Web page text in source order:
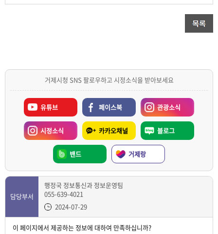
거제시청 SNS 팔로우하고 시정소식을 받아보세요
유튜브 페이스북 관광소식
시정소식 카카오채널 블로그
밴드 거제랑
담당부서
행정국 정보통신과 정보운영팀
055-639-4021
2024-07-29
이 페이지에서 제공하는 정보에 대하여 만족하십니까?